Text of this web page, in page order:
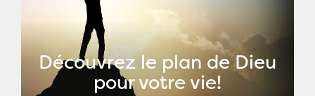
Découvrez le plan de Dieu
pour votre vie!